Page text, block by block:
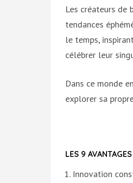
Les créateurs de
tendances
le temps,
célébrer leur
Dans ce monde
explorer sa
LES 9
Innovation